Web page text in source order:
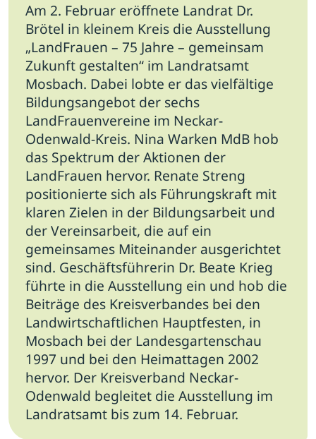
Am 2. Februar eröffnete Landrat Dr.
Brötel in kleinem Kreis die Ausstellung
„LandFrauen – 75 Jahre – gemeinsam
Zukunft gestalten“ im Landratsamt
Mosbach. Dabei lobte er das vielfältige
Bildungsangebot der sechs
LandFrauenvereine im Neckar-
Odenwald-Kreis. Nina Warken MdB hob
das Spektrum der Aktionen der
LandFrauen hervor. Renate Streng
positionierte sich als Führungskraft mit
klaren Zielen in der Bildungsarbeit und
der Vereinsarbeit, die auf ein
gemeinsames Miteinander ausgerichtet
sind. Geschäftsführerin Dr. Beate Krieg
führte in die Ausstellung ein und hob die
Beiträge des Kreisverbandes bei den
Landwirtschaftlichen Hauptfesten, in
Mosbach bei der Landesgartenschau
1997 und bei den Heimattagen 2002
hervor. Der Kreisverband Neckar-
Odenwald begleitet die Ausstellung im
Landratsamt bis zum 14. Februar.